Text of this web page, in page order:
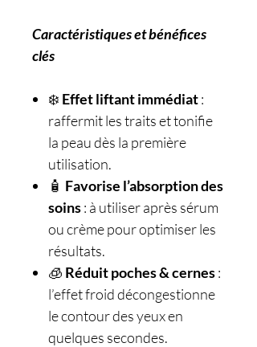
Caractéristiques et bénéfices
clés
❄️ Effet liftant immédiat:
raffermit les traits et tonifie
la peau dès la première
utilisation.
🧴 Favorise l’absorption des
soins: à utiliser après sérum
ou crème pour optimiser les
résultats.
🧊 Réduit poches & cernes:
l’effet froid décongestionne
le contour des yeux en
quelques secondes.